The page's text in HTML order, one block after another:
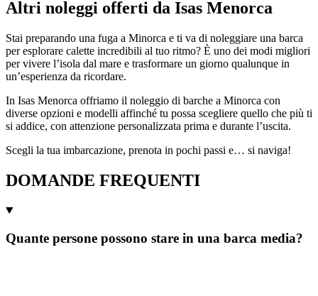
Altri noleggi offerti da Isas Menorca
Stai preparando una fuga a Minorca e ti va di noleggiare una barca
per esplorare calette incredibili al tuo ritmo? È uno dei modi migliori
per vivere l’isola dal mare e trasformare un giorno qualunque in
un’esperienza da ricordare.
In Isas Menorca offriamo il noleggio di barche a Minorca con
diverse opzioni e modelli affinché tu possa scegliere quello che più ti
si addice, con attenzione personalizzata prima e durante l’uscita.
Scegli la tua imbarcazione, prenota in pochi passi e… si naviga!
DOMANDE FREQUENTI
Quante persone possono stare in una barca media?